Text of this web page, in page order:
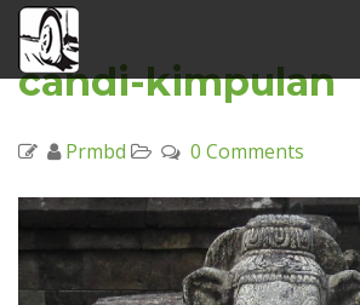
Beranda
Video Channel
Artikel
Kontak Kami
16Jan
candi-kimpulan
Prmbd 0 Comments